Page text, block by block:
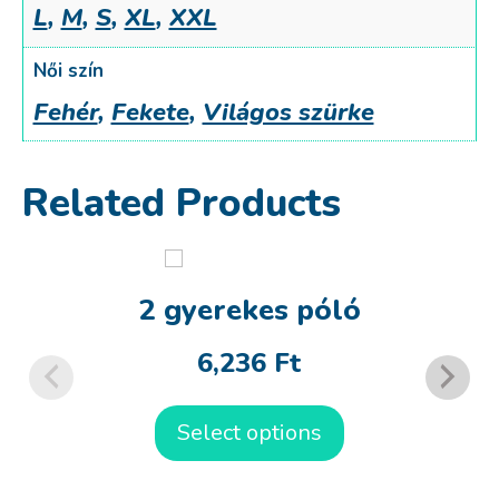
L, M, S, XL, XXL
Női szín
Fehér, Fekete, Világos szürke
Related Products
2 gyerekes póló
6,236 Ft
Select options